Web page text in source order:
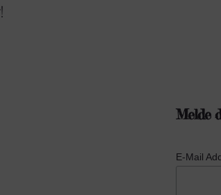
Melde
E-Mail